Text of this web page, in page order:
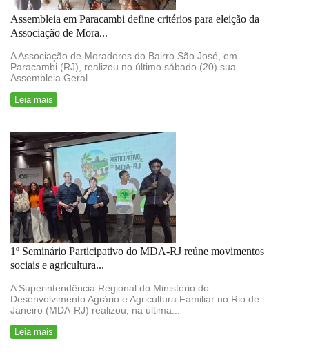
Assembleia em Paracambi define critérios para eleição da
Associação de Mora...
A Associação de Moradores do Bairro São José, em
Paracambi (RJ), realizou no último sábado (20) sua
Assembleia Geral...
Leia mais
1º Seminário Participativo do MDA-RJ reúne movimentos
sociais e agricultura...
A Superintendência Regional do Ministério do
Desenvolvimento Agrário e Agricultura Familiar no Rio de
Janeiro (MDA-RJ) realizou, na última...
Leia mais